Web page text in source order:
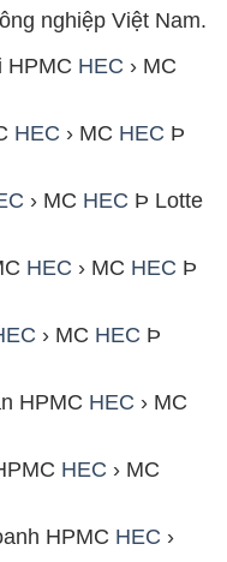
nghiệp Việt Nam.
HPMC HEC › MC
HEC › MC HEC Þ
› MC HEC Þ Lotte
HEC › MC HEC Þ
› MC HEC Þ
HPMC HEC › MC
HEC › MC
HPMC HEC ›